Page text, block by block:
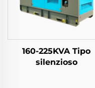
160-225KVA Tipo
silenzioso